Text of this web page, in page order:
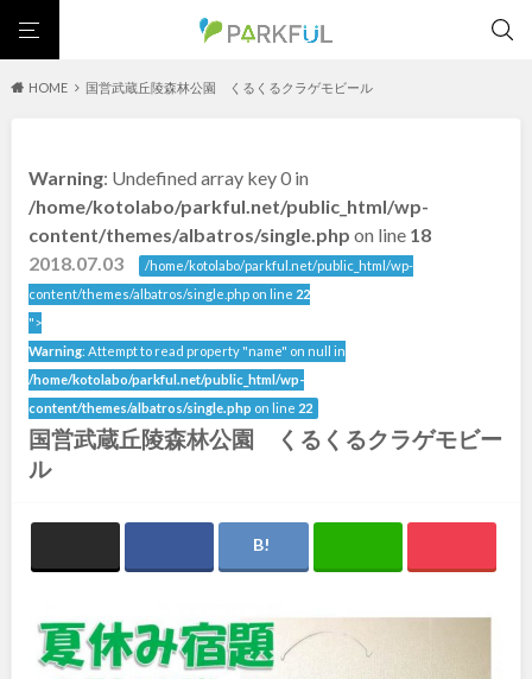
自然が豊か
梅・桜の名所 景色が良い
テニスコート
野球場 紅葉の名所 バーベキュー
カフェ・レストラン ランニングコース
サッカー・フットサル
歴史・文化財 日本庭園
紅葉の美しい公園
さくら名所100公園
屋内遊び場
アスレチックコース
バスケットボール
彫刻・アート 桜・梅の名所
洋式庭園
ドッグラン ローラー滑り台
Pickup
花の名所 プレーパーク 美術館
インクルーシブパーク
屋根付き遊び場 花菖蒲
キャンプ場
ふわふわドーム
北海道・東北
北海道 青森
秋田
茨城
大型遊具
ピックアップ1000公園
自然が豊か
梅・桜の名所
景色が良い
水遊び
テニスコート
野球場
紅葉の名所
カフェ・レストラン
ランニングコース
サッカー・フットサル
動物園・ふれあい
歴史・文化財
日本庭園
紅葉の美しい公園
バスケットボール
彫刻・アート
桜・梅の名所
コトブキ事例
ローラー滑り台
植物園
夜景スポット
Pickup
HOME 国営武蔵丘陵森林公園 くるくるクラゲモビール
Warning: Undefined array key 0 in
/home/kotolabo/parkful.net/public_html/wp-
content/themes/albatros/single.php on line 18
2018.07.03
/home/kotolabo/parkful.net/public_html/wp-
content/themes/albatros/single.php on line 22
">
Warning: Attempt to read property "name" on null in
/home/kotolabo/parkful.net/public_html/wp-
content/themes/albatros/single.php on line 22
国営武蔵丘陵森林公園 くるくるクラゲモビー
ル